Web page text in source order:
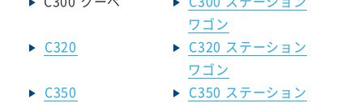
ワゴン
C320
C320 ステーション
ワゴン
C350
C350 ステーション